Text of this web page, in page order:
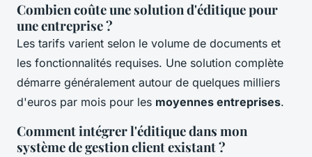
Combien coûte une solution d'éditique pour
une entreprise ?
Les tarifs varient selon le volume de documents et
les fonctionnalités requises. Une solution complète
démarre généralement autour de quelques milliers
d'euros par mois pour les moyennes entreprises.
Comment intégrer l'éditique dans mon
système de gestion client existant ?